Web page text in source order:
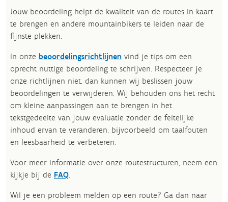
Jouw beoordeling helpt de kwaliteit van de routes in kaart
te brengen en andere mountainbikers te leiden naar de
fijnste plekken.
In onze beoordelingsrichtlijnen vind je tips om een
oprecht nuttige beoordeling te schrijven. Respecteer je
onze richtlijnen niet, dan kunnen wij beslissen jouw
beoordelingen te verwijderen. Wij behouden ons het recht
om kleine aanpassingen aan te brengen in het
tekstgedeelte van jouw evaluatie zonder de feitelijke
inhoud ervan te veranderen, bijvoorbeeld om taalfouten
en leesbaarheid te verbeteren.​
Voor meer informatie over onze routestructuren, neem een
kijkje bij de FAQ.
Wil je een probleem melden op een route? Ga dan naar